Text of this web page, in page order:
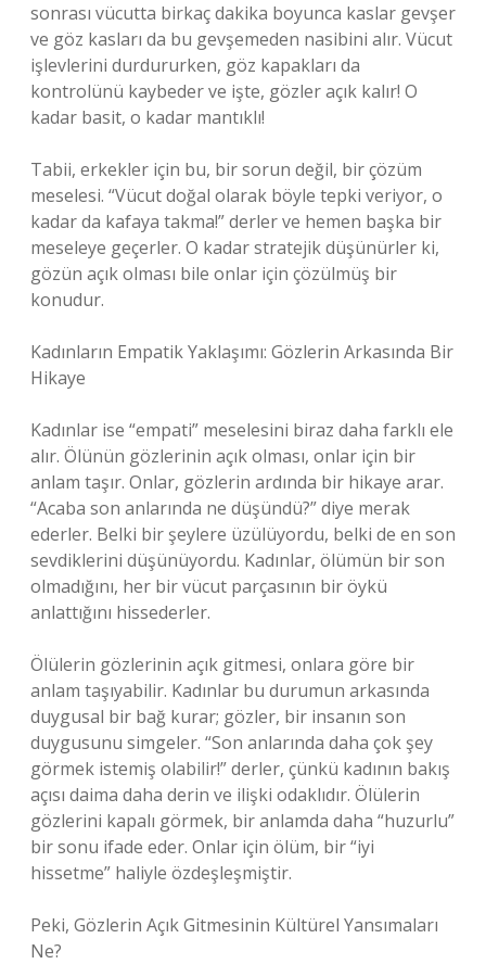
sonrası vücutta birkaç dakika boyunca kaslar gevşer
ve göz kasları da bu gevşemeden nasibini alır. Vücut
işlevlerini durdururken, göz kapakları da
kontrolünü kaybeder ve işte, gözler açık kalır! O
kadar basit, o kadar mantıklı!
Tabii, erkekler için bu, bir sorun değil, bir çözüm
meselesi. “Vücut doğal olarak böyle tepki veriyor, o
kadar da kafaya takma!” derler ve hemen başka bir
meseleye geçerler. O kadar stratejik düşünürler ki,
gözün açık olması bile onlar için çözülmüş bir
konudur.
Kadınların Empatik Yaklaşımı: Gözlerin Arkasında Bir
Hikaye
Kadınlar ise “empati” meselesini biraz daha farklı ele
alır. Ölünün gözlerinin açık olması, onlar için bir
anlam taşır. Onlar, gözlerin ardında bir hikaye arar.
“Acaba son anlarında ne düşündü?” diye merak
ederler. Belki bir şeylere üzülüyordu, belki de en son
sevdiklerini düşünüyordu. Kadınlar, ölümün bir son
olmadığını, her bir vücut parçasının bir öykü
anlattığını hissederler.
Ölülerin gözlerinin açık gitmesi, onlara göre bir
anlam taşıyabilir. Kadınlar bu durumun arkasında
duygusal bir bağ kurar; gözler, bir insanın son
duygusunu simgeler. “Son anlarında daha çok şey
görmek istemiş olabilir!” derler, çünkü kadının bakış
açısı daima daha derin ve ilişki odaklıdır. Ölülerin
gözlerini kapalı görmek, bir anlamda daha “huzurlu”
bir sonu ifade eder. Onlar için ölüm, bir “iyi
hissetme” haliyle özdeşleşmiştir.
Peki, Gözlerin Açık Gitmesinin Kültürel Yansımaları
Ne?